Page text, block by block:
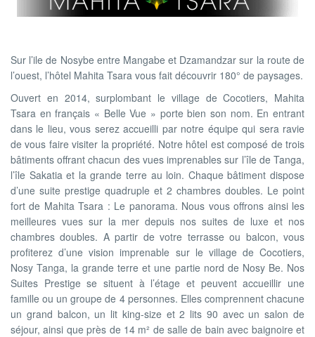
Sur l’ile de Nosybe entre Mangabe et Dzamandzar sur la route de
l’ouest, l’hôtel Mahita Tsara vous fait découvrir 180° de paysages.
Ouvert en 2014, surplombant le village de Cocotiers, Mahita
Tsara en français « Belle Vue » porte bien son nom. En entrant
dans le lieu, vous serez accueilli par notre équipe qui sera ravie
de vous faire visiter la propriété. Notre hôtel est composé de trois
bâtiments offrant chacun des vues imprenables sur l’île de Tanga,
l’île Sakatia et la grande terre au loin. Chaque bâtiment dispose
d’une suite prestige quadruple et 2 chambres doubles. Le point
fort de Mahita Tsara : Le panorama. Nous vous offrons ainsi les
meilleures vues sur la mer depuis nos suites de luxe et nos
chambres doubles. A partir de votre terrasse ou balcon, vous
profiterez d’une vision imprenable sur le village de Cocotiers,
Nosy Tanga, la grande terre et une partie nord de Nosy Be. Nos
Suites Prestige se situent à l’étage et peuvent accueillir une
famille ou un groupe de 4 personnes. Elles comprennent chacune
un grand balcon, un lit king-size et 2 lits 90 avec un salon de
séjour, ainsi que près de 14 m² de salle de bain avec baignoire et